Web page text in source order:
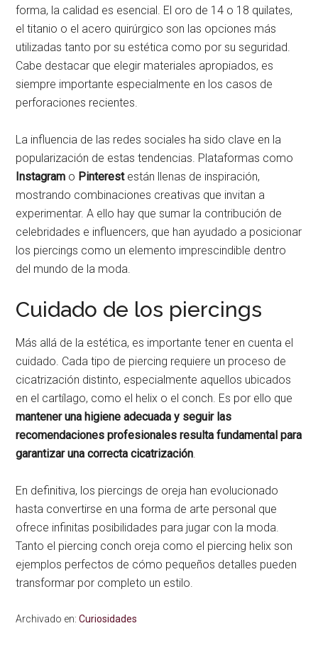
forma, la calidad es esencial. El oro de 14 o 18 quilates,
el titanio o el acero quirúrgico son las opciones más
utilizadas tanto por su estética como por su seguridad.
Cabe destacar que elegir materiales apropiados, es
siempre importante especialmente en los casos de
perforaciones recientes.
La influencia de las redes sociales ha sido clave en la
popularización de estas tendencias. Plataformas como
Instagram o Pinterestestán llenas de inspiración,
mostrando combinaciones creativas que invitan a
experimentar. A ello hay que sumar la contribución de
celebridades e influencers, que han ayudado a posicionar
los piercings como un elemento imprescindible dentro
del mundo de la moda.
Cuidado de los piercings
Más allá de la estética, es importante tener en cuenta el
cuidado. Cada tipo de piercing requiere un proceso de
cicatrización distinto, especialmente aquellos ubicados
en el cartílago, como el helix o el conch. Es por ello que
mantener una higiene adecuada y seguir las
recomendaciones profesionales resulta fundamental para
garantizar una correcta cicatrización
En definitiva, los piercings de oreja han evolucionado
hasta convertirse en una forma de arte personal que
ofrece infinitas posibilidades para jugar con la moda.
Tanto el piercing conch oreja como el piercing helix son
ejemplos perfectos de cómo pequeños detalles pueden
transformar por completo un estilo.
Archivado en:Curiosidades